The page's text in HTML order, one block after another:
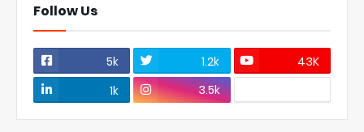
Follow Us
5k 1.2k
43K
1k
3.5k